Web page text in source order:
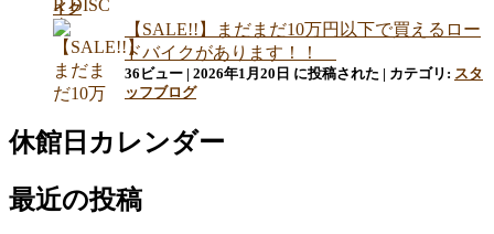
イク
【SALE!!】まだまだ10万円以下で買えるロー
ドバイクがあります！！
36ビュー 2026年1月20日 に投稿された カテゴリ: スタ
ッフブログ
休館日カレンダー
最近の投稿